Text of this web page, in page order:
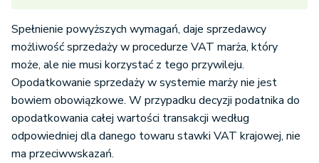
Spełnienie powyższych wymagań, daje sprzedawcy
możliwość sprzedaży w procedurze VAT marża, który
może, ale nie musi korzystać z tego przywileju.
Opodatkowanie sprzedaży w systemie marży nie jest
bowiem obowiązkowe. W przypadku decyzji podatnika do
opodatkowania całej wartości transakcji według
odpowiedniej dla danego towaru stawki VAT krajowej, nie
ma przeciwwskazań.